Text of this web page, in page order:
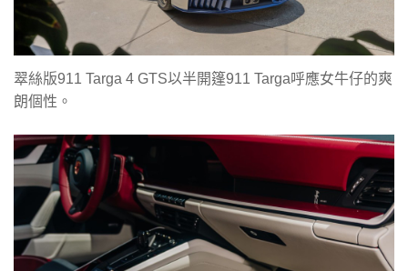
翠絲版911 Targa 4 GTS以半開篷911 Targa呼應女牛仔的爽
朗個性。